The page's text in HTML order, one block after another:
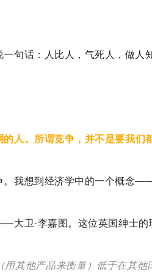
句话：人比人，气死人，做人
的人。所谓竞争，并不是要我们
我想到经济学中的一个概念——
大卫·李嘉图。 这位英国绅士的
其他产品来衡量）低于在其他